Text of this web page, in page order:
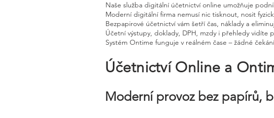
Naše služba digitální účetnictví online umožňuje
Moderní digitální firma nemusí nic tisknout, nosit
Bezpapirové účetnictví vám šetří čas, náklady a
Účetní výstupy, doklady, DPH, mzdy i přehledy vidíte
Systém Ontime funguje v reálném čase – žádné
Účetnictví Online a
Moderní provoz bez papírů,